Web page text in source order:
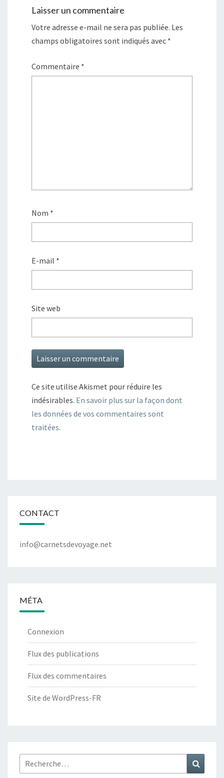
Laisser un commentaire
Votre adresse e-mail ne sera pas publiée. Les
champs obligatoires sont indiqués avec *
Commentaire *
Nom *
E-mail *
Site web
Ce site utilise Akismet pour réduire les
indésirables. En savoir plus sur la façon dont
les données de vos commentaires sont
traitées.
CONTACT
info@carnetsdevoyage.net
MÉTA
Connexion
Flux des publications
Flux des commentaires
Site de WordPress-FR
Rechercher :